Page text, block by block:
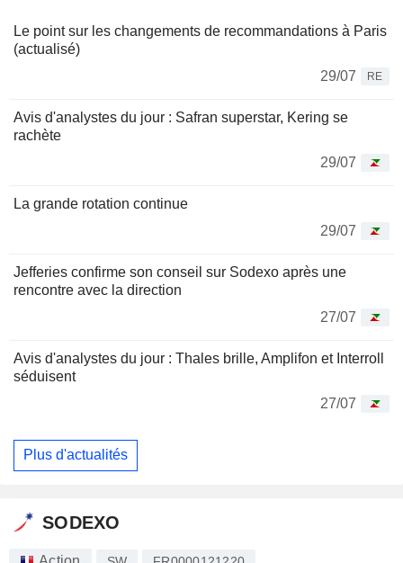
Le point sur les changements de recommandations à Paris
(actualisé)
29/07
RE
Avis d'analystes du jour : Safran superstar, Kering se
rachète
29/07
La grande rotation continue
29/07
Jefferies confirme son conseil sur Sodexo après une
rencontre avec la direction
27/07
Avis d'analystes du jour : Thales brille, Amplifon et Interroll
séduisent
27/07
Plus d'actualités
SODEXO